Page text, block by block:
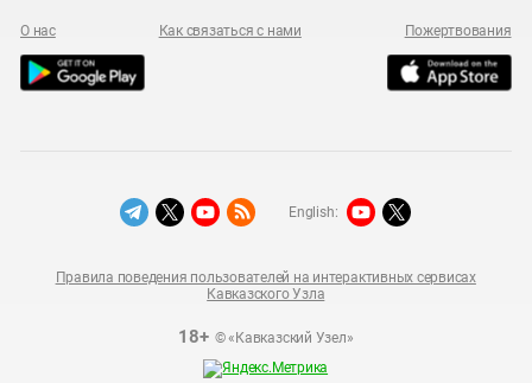
О нас Как связаться с нами Пожертвования
18+© «Кавказский Узел»
Правила поведения пользователей на интерактивных сервисах
Кавказского Узла
English: